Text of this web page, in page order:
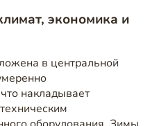
экономика и
в центральной
накладывает